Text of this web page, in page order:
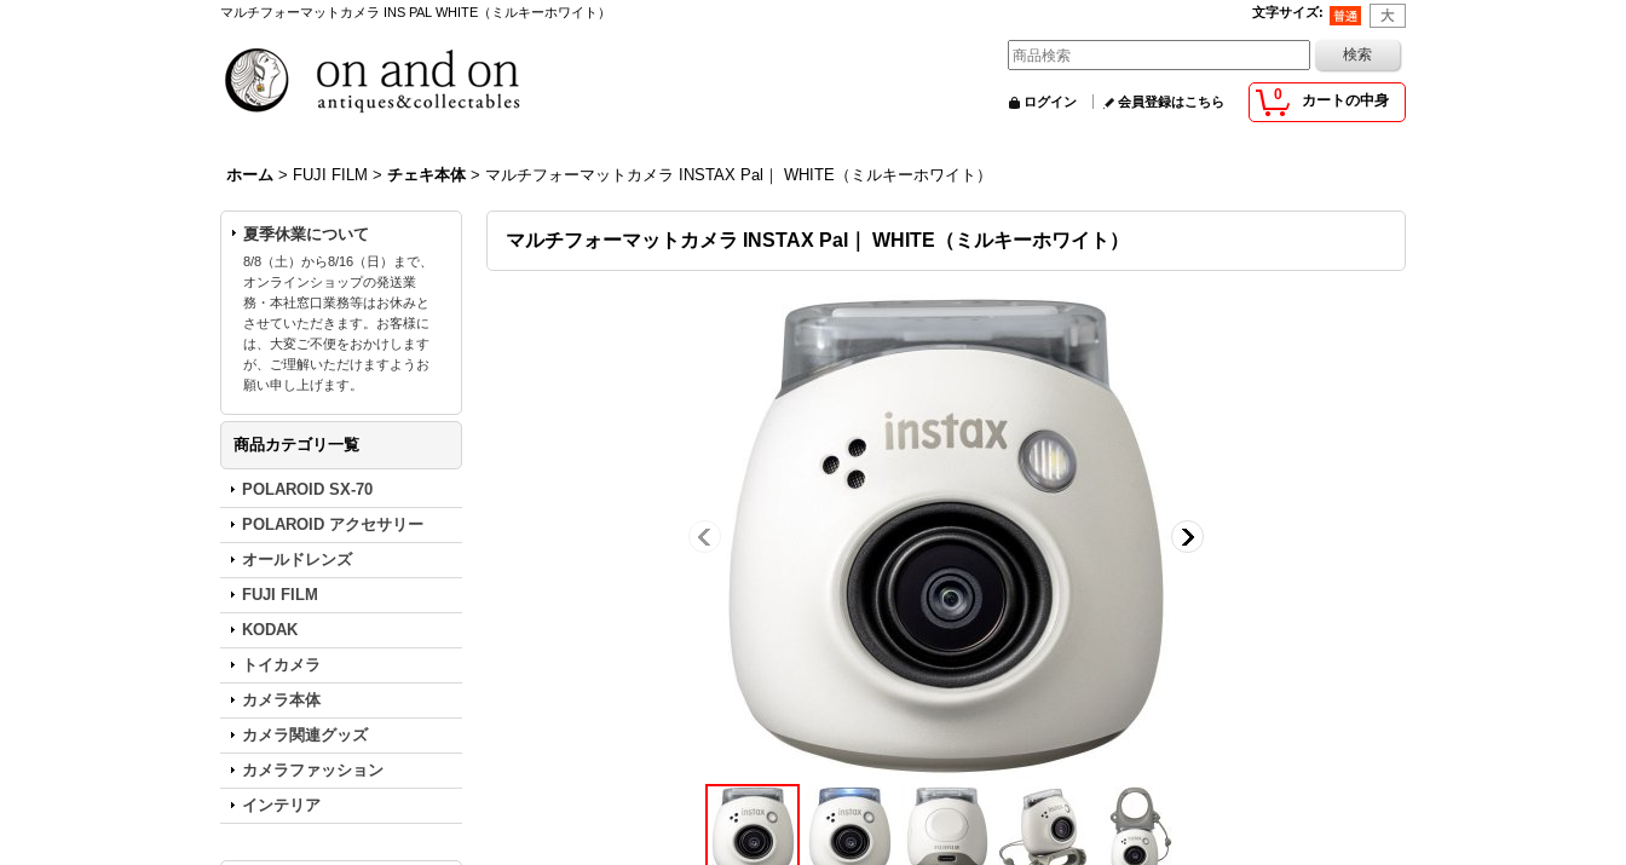
マルチフォーマットカメラ INS PAL WHITE（ミルキーホワイト） 文字サイズ:
0 カートの中身
ログイン 会員登録はこちら
ホーム > FUJI FILM > チェキ本体 > マルチフォーマットカメラ INSTAX Pal｜ WHITE（ミルキーホワイト）
夏季休業について
8/8（土）から8/16（日）まで、
オンラインショップの発送業
務・本社窓口業務等はお休みと
させていただきます。お客様に
は、大変ご不便をおかけします
が、ご理解いただけますようお
願い申し上げます。
商品カテゴリ一覧
POLAROID SX-70
POLAROID アクセサリー
オールドレンズ
FUJI FILM
KODAK
トイカメラ
カメラ本体
カメラ関連グッズ
カメラファッション
インテリア
マルチフォーマットカメラ INSTAX Pal｜ WHITE（ミルキーホワイト）